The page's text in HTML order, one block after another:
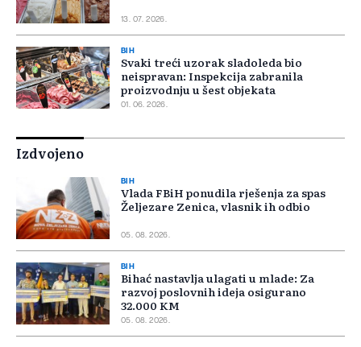
13. 07. 2026.
BIH
Svaki treći uzorak sladoleda bio
neispravan: Inspekcija zabranila
proizvodnju u šest objekata
01. 06. 2026.
Izdvojeno
BIH
Vlada FBiH ponudila rješenja za spas
Željezare Zenica, vlasnik ih odbio
05. 08. 2026.
BIH
Bihać nastavlja ulagati u mlade: Za
razvoj poslovnih ideja osigurano
32.000 KM
05. 08. 2026.